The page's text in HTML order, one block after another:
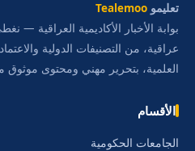
تعليمو Tealemoo
عراقية، من التصنيفات الدولية
العلمية، بتحرير مهني ومحتوى موثوق منذ
الأقسام
الجامعات الحكومية